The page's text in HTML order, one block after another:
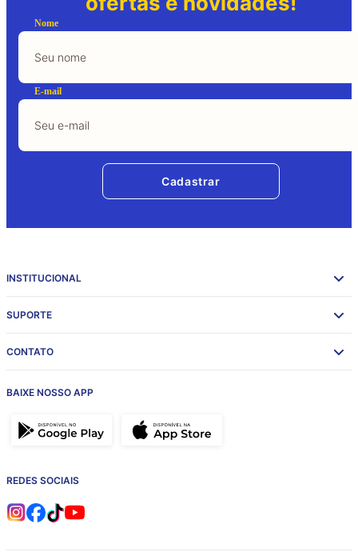
Nome
E-mail
Cadastrar
INSTITUCIONAL
SUPORTE
CONTATO
BAIXE NOSSO APP
REDES SOCIAIS